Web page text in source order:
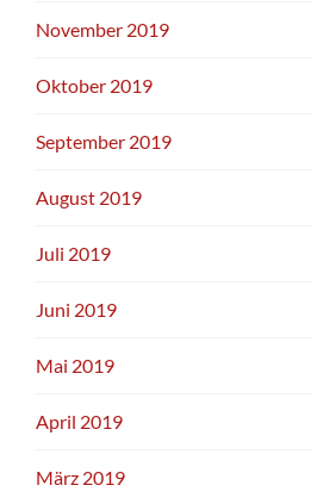
November 2019
Oktober 2019
September 2019
August 2019
Juli 2019
Juni 2019
Mai 2019
April 2019
März 2019